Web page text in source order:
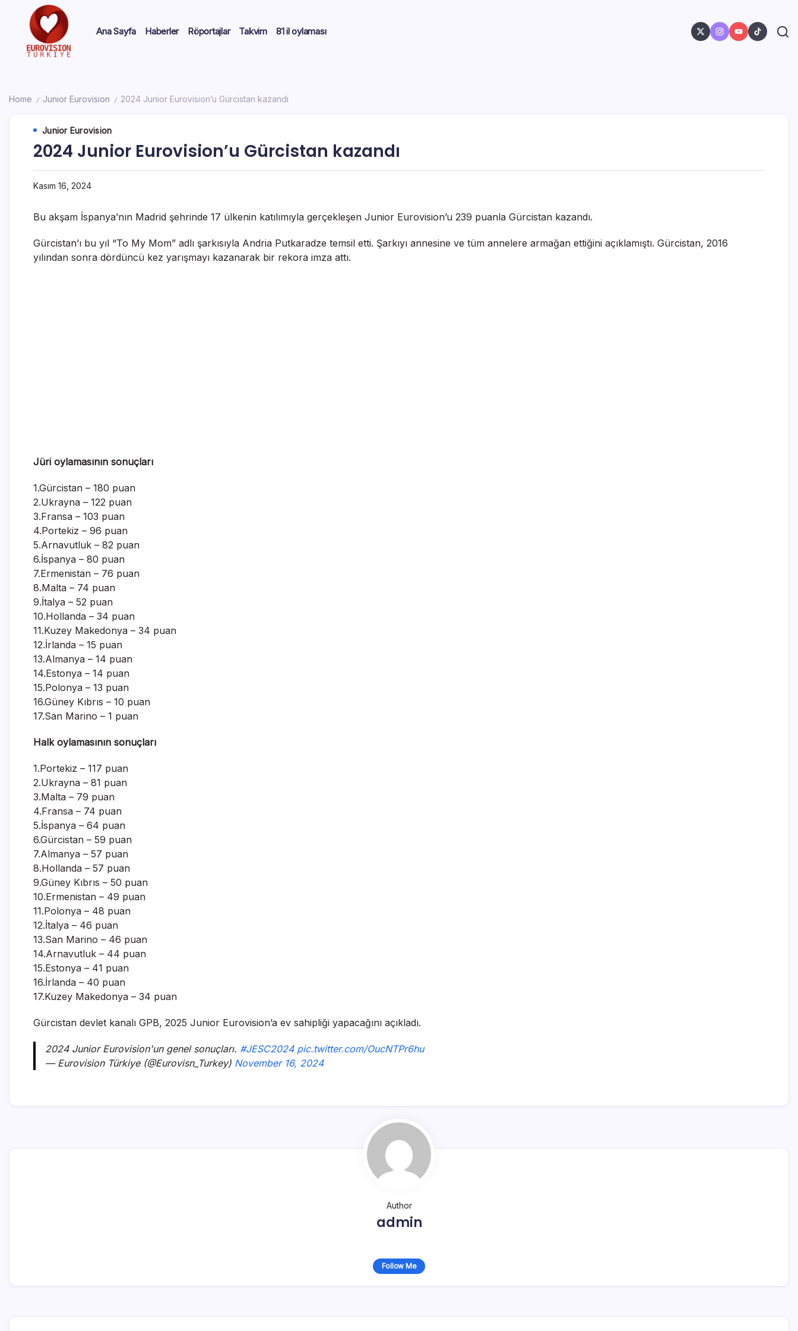
Ana Sayfa Haberler Röportajlar Takvim 81 il oylaması
Home / Junior Eurovision / 2024 Junior Eurovision’u Gürcistan kazandı
Junior Eurovision
2024 Junior Eurovision’u Gürcistan kazandı
Kasım 16, 2024
Bu akşam İspanya’nın Madrid şehrinde 17 ülkenin katılımıyla gerçekleşen Junior Eurovision’u 239 puanla Gürcistan kazandı.
Gürcistan’ı bu yıl “To My Mom” adlı şarkısıyla Andria Putkaradze temsil etti. Şarkıyı annesine ve tüm annelere armağan ettiğini açıklamıştı. Gürcistan, 2016
yılından sonra dördüncü kez yarışmayı kazanarak bir rekora imza attı.
Jüri oylamasının sonuçları
1.Gürcistan – 180 puan
2.Ukrayna – 122 puan
3.Fransa – 103 puan
4.Portekiz – 96 puan
5.Arnavutluk – 82 puan
6.İspanya – 80 puan
7.Ermenistan – 76 puan
8.Malta – 74 puan
9.İtalya – 52 puan
10.Hollanda – 34 puan
11.Kuzey Makedonya – 34 puan
12.İrlanda – 15 puan
13.Almanya – 14 puan
14.Estonya – 14 puan
15.Polonya – 13 puan
16.Güney Kıbrıs – 10 puan
17.San Marino – 1 puan
Halk oylamasının sonuçları
1.Portekiz – 117 puan
2.Ukrayna – 81 puan
3.Malta – 79 puan
4.Fransa – 74 puan
5.İspanya – 64 puan
6.Gürcistan – 59 puan
7.Almanya – 57 puan
8.Hollanda – 57 puan
9.Güney Kıbrıs – 50 puan
10.Ermenistan – 49 puan
11.Polonya – 48 puan
12.İtalya – 46 puan
13.San Marino – 46 puan
14.Arnavutluk – 44 puan
15.Estonya – 41 puan
16.İrlanda – 40 puan
17.Kuzey Makedonya – 34 puan
Gürcistan devlet kanalı GPB, 2025 Junior Eurovision’a ev sahipliği yapacağını açıkladı.
2024 Junior Eurovision'un genel sonuçları. #JESC2024 pic.twitter.com/OucNTPr6hu
— Eurovision Türkiye (@Eurovisn_Turkey) November 16, 2024
Author
admin
Follow Me